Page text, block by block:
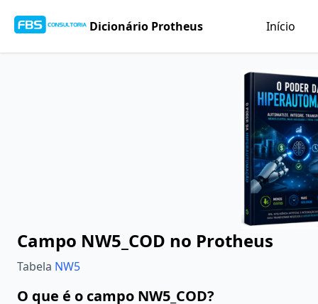
Dicionário Protheus Início
Campo NW5_COD no Protheus
Tabela NW5
O que é o campo NW5_COD?